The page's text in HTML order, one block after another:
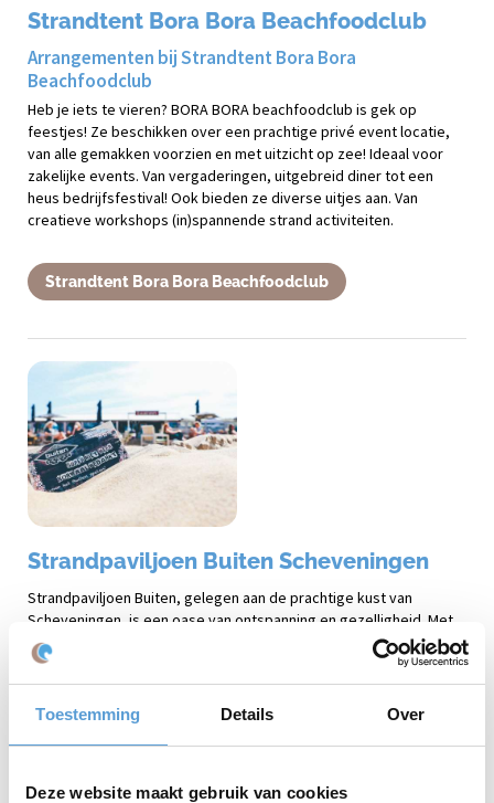
Toestemming Details Over
Deze website maakt gebruik van cookies
Strandtent Bora Bora Beachfoodclub
Arrangementen bij Strandtent Bora Bora
Beachfoodclub
Heb je iets te vieren? BORA BORA beachfoodclub is gek op
feestjes! Ze beschikken over een prachtige privé event locatie,
van alle gemakken voorzien en met uitzicht op zee! Ideaal voor
zakelijke events. Van vergaderingen, uitgebreid diner tot een
heus bedrijfsfestival! Ook bieden ze diverse uitjes aan. Van
creatieve workshops (in)spannende strand activiteiten.
Strandtent Bora Bora Beachfoodclub
Strandpaviljoen Buiten Scheveningen
Strandpaviljoen Buiten, gelegen aan de prachtige kust van
Scheveningen, is een oase van ontspanning en gezelligheid. Met
zijn idyllische ligging direct aan het zandstrand, biedt deze
sfeervolle strandtent een adembenemend uitzicht op de
Noordzee. Of je nu komt na een actieve dag onder de zon, een
verkwikkende strandwandeling, of een heerlijke maaltijd met
uitzicht op de golven, Strandtent Buiten weet een ongedwongen
en warme sfeer te creëren.